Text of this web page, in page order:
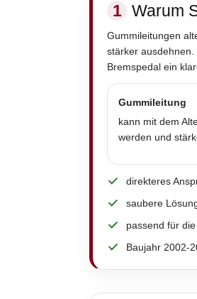
1 Warum
Gummileitungen
stärker
Bremspedal ein
Gummileitung
kann mit dem
werden und
direkteres
saubere
passend für
Baujahr 2002-